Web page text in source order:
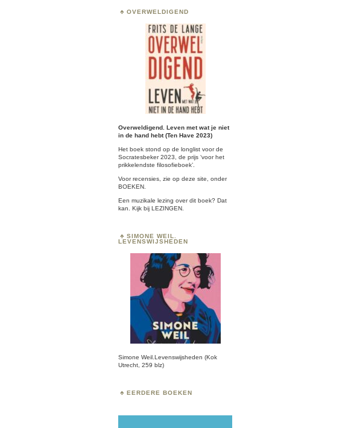
OVERWELDIGEND
Overweldigend. Leven met wat je niet
in de hand hebt (Ten Have 2023)
Het boek stond op de longlist voor de
Socratesbeker2023, de prijs ‘voor het
prikkelendste filosofieboek’.
Voor recensies, zie op deze site, onder
BOEKEN.
Een muzikale lezing over dit boek? Dat
kan. Kijk bijLEZINGEN.
SIMONE WEIL.
LEVENSWIJSHEDEN
Simone Weil.Levenswijsheden (Kok
Utrecht, 259 blz)
EERDERE BOEKEN